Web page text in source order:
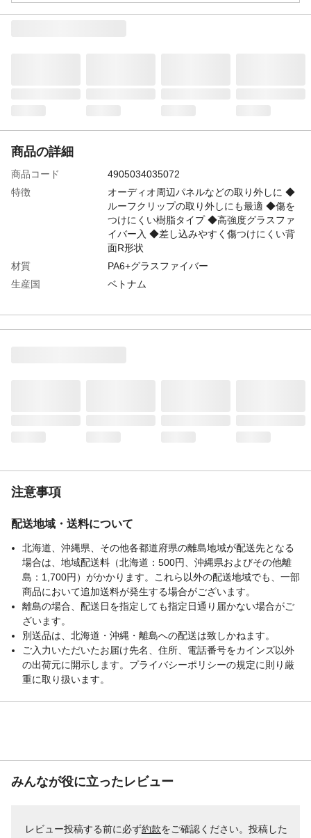
商品の詳細
商品コード
4905034035072
特徴
オーディオ周辺パネルなどの取り外しに ◆
ルーフクリップの取り外しにも最適 ◆傷を
つけにくい樹脂タイプ ◆高強度グラスファ
イバー入 ◆差し込みやすく傷つけにくい背
面R形状
材質
PA6+グラスファイバー
生産国
ベトナム
注意事項
配送地域・送料について
北海道、沖縄県、その他各都道府県の離島地域が配送先となる
場合は、地域配送料（北海道：500円、沖縄県およびその他離
島：1,700円）がかかります。これら以外の配送地域でも、一部
商品において追加送料が発生する場合がございます。
離島の場合、配送日を指定しても指定日通り届かない場合がご
ざいます。
別送品は、北海道・沖縄・離島への配送は致しかねます。
ご入力いただいたお届け先名、住所、電話番号をカインズ以外
の出荷元に開示します。プライバシーポリシーの規定に則り厳
重に取り扱います。
みんなが役に立ったレビュー
レビュー投稿する前に必ず約款をご確認ください。投稿した